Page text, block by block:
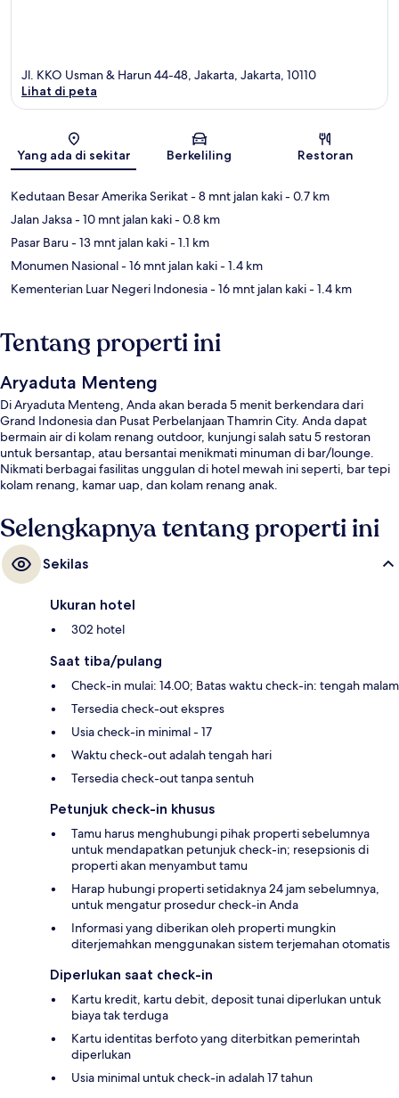
Peta
Jl. KKO Usman & Harun 44-48, Jakarta, Jakarta, 10110
Lihat di peta
Yang ada di sekitar Berkeliling Restoran
Kedutaan Besar Amerika Serikat- 8 mnt jalan kaki- 0.7 km
Jalan Jaksa- 10 mnt jalan kaki- 0.8 km
Pasar Baru- 13 mnt jalan kaki- 1.1 km
Monumen Nasional- 16 mnt jalan kaki- 1.4 km
Kementerian Luar Negeri Indonesia- 16 mnt jalan kaki- 1.4 km
Tentang properti ini
Aryaduta Menteng
Di Aryaduta Menteng, Anda akan berada 5 menit berkendara dari
Grand Indonesia dan Pusat Perbelanjaan Thamrin City. Anda dapat
bermain air di kolam renang outdoor, kunjungi salah satu 5 restoran
untuk bersantap, atau bersantai menikmati minuman di bar/lounge.
Nikmati berbagai fasilitas unggulan di hotel mewah ini seperti, bar tepi
kolam renang, kamar uap, dan kolam renang anak.
Selengkapnya tentang properti ini
Sekilas
Ukuran hotel
302 hotel
Saat tiba/pulang
Check-in mulai: 14.00; Batas waktu check-in: tengah malam
Tersedia check-out ekspres
Usia check-in minimal - 17
Waktu check-out adalah tengah hari
Tersedia check-out tanpa sentuh
Petunjuk check-in khusus
Tamu harus menghubungi pihak properti sebelumnya
untuk mendapatkan petunjuk check-in; resepsionis di
properti akan menyambut tamu
Harap hubungi properti setidaknya 24 jam sebelumnya,
untuk mengatur prosedur check-in Anda
Informasi yang diberikan oleh properti mungkin
diterjemahkan menggunakan sistem terjemahan otomatis
Diperlukan saat check-in
Kartu kredit, kartu debit, deposit tunai diperlukan untuk
biaya tak terduga
Kartu identitas berfoto yang diterbitkan pemerintah
diperlukan
Usia minimal untuk check-in adalah 17 tahun